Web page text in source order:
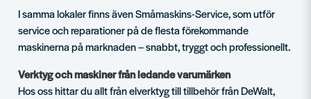
I samma lokaler finns även Småmaskins-Service, som utför
service och reparationer på de flesta förekommande
maskinerna på marknaden – snabbt, tryggt och professionellt.
Verktyg och maskiner från ledande varumärken
Hos oss hittar du allt från elverktyg till tillbehör från DeWalt,